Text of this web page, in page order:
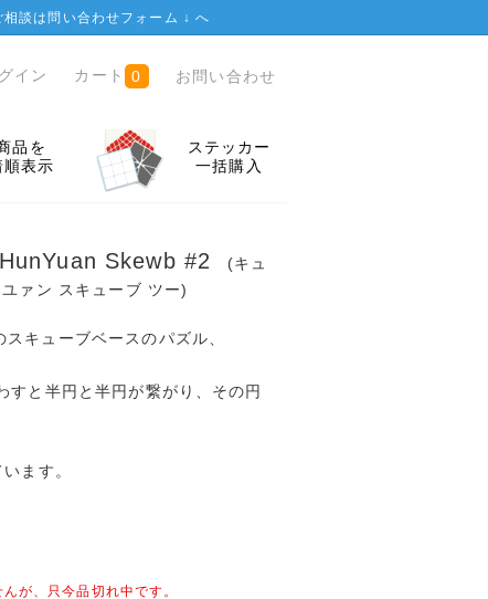
談は問い合わせフォーム ↓へ
イン カート 0 お問い合わせ
品を
順表示
ステッカー
一括購入
Skewb #2
(キュ
ァン スキューブ ツー)
キューブベースのパズル、
すと半円と半円が繋がり、その円
ます。
が、只今品切れ中です。